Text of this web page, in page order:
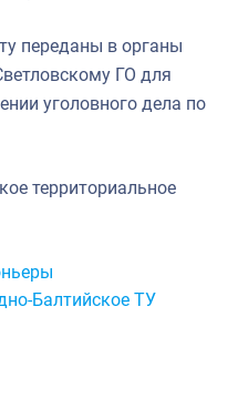
переданы в органы
ГО для
уголовного дела по
территориальное
Балтийское ТУ